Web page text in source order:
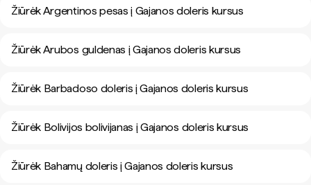
Žiūrėk Argentinos pesas į Gajanos doleris kursus
Žiūrėk Arubos guldenas į Gajanos doleris kursus
Žiūrėk Barbadoso doleris į Gajanos doleris kursus
Žiūrėk Bolivijos bolivijanas į Gajanos doleris kursus
Žiūrėk Bahamų doleris į Gajanos doleris kursus